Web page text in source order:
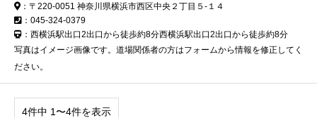
：〒220-0051 神奈川県横浜市西区中央２丁目５-１４
：045-324-0379
：西横浜駅出口2出口から徒歩約8分西横浜駅出口2出口から徒歩約8分
写真はイメージ画像です。道場関係者の方はフォームから情報を修正してく
ださい。
4件中 1〜4件を表示